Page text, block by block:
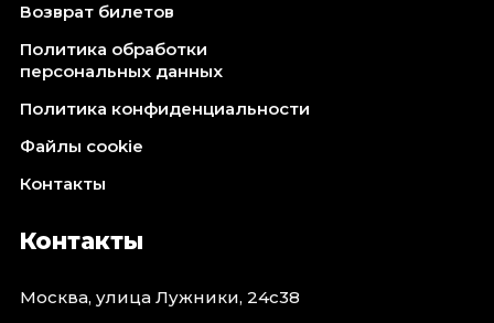
Возврат билетов
Политика обработки
персональных данных
Политика конфиденциальности
Файлы cookie
Контакты
Контакты
Москва, улица Лужники, 24с38